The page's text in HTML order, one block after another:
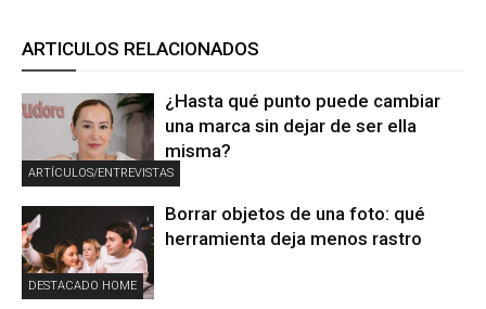
ARTICULOS RELACIONADOS
ARTÍCULOS/ENTREVISTAS
¿Hasta qué punto puede cambiar
una marca sin dejar de ser ella
misma?
DESTACADO HOME
Borrar objetos de una foto: qué
herramienta deja menos rastro